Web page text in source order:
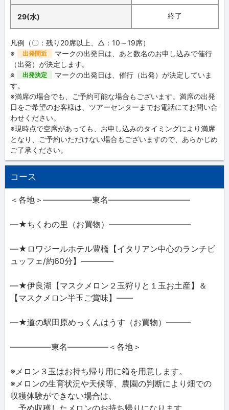
29(水) 終了
凡例（〇：残り20席以上、△：10～19席）
※
出発間近
マークの出発日は、あと数名のお申し込みで催行
（出発）が決定します。
※
出発決定
マークの出発日は、催行（出発）が決定していま
す。
※満席の場合でも、ご予約可能な場合もございます。満席の出発
日をご希望のお客様は、ツアーセンターまでお電話にてお問い合
わせください。
※現時点で空席があっても、お申し込みのタイミングにより満席
となり、ご予約いただけない場合もございますので、あらかじめ
ご了承ください。
コース
＜各地＞――――――東名――――――――――
―★ちくわの里（お買物）――――――――――
―★ロワジールホテル豊橋【イタリアン中心のランチビ
ュッフェ/約60分】――――
―★伊良湖【マスクメロン２玉狩りと１玉お土産】＆
【マスクメロン半玉ご賞味】――
―★道の駅田原めっくんはうす（お買物）―――
―――――東名―――――＜各地＞
※メロン３玉はお持ち帰り用に箱を用意します。
※メロンの生育状況や天候等、農園の判断により畑での
収穫体験ができない場合は、